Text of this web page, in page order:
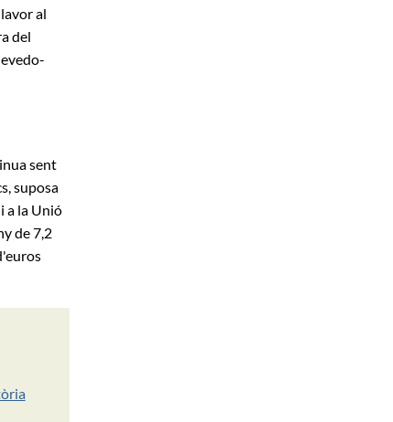
al
del
sent
suposa
a la Unió
de 7,2